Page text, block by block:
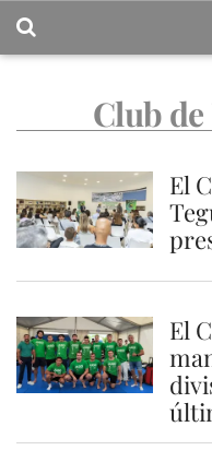
Club de
El
El